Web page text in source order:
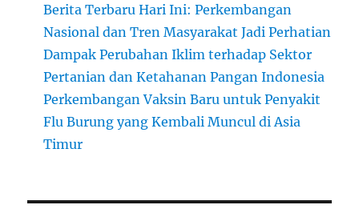
Berita Terbaru Hari Ini: Perkembangan
Nasional dan Tren Masyarakat Jadi Perhatian
Dampak Perubahan Iklim terhadap Sektor
Pertanian dan Ketahanan Pangan Indonesia
Perkembangan Vaksin Baru untuk Penyakit
Flu Burung yang Kembali Muncul di Asia
Timur